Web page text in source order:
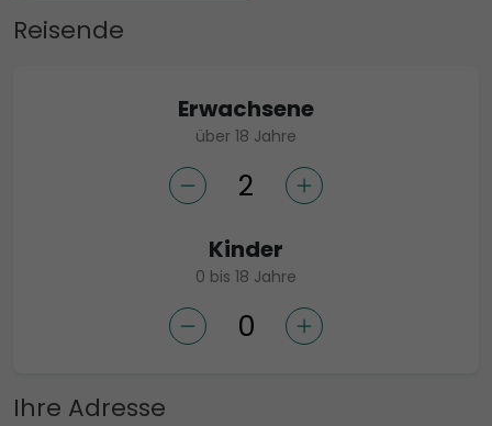
Reisende
Erwachsene
über 18 Jahre
Kinder
0 bis 18 Jahre
Ihre Adresse